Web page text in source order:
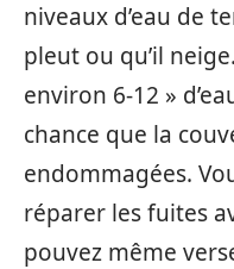
niveaux d’eau de
pleut ou qu’il
environ 6-12 »
chance que la
endommagées.
réparer les fuites
pouvez même